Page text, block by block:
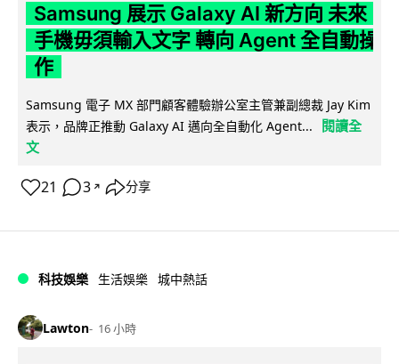
Samsung 展示 Galaxy AI 新方向 未來
手機毋須輸入文字 轉向 Agent 全自動操
作
Samsung 電子 MX 部門顧客體驗辦公室主管兼副總裁 Jay Kim
表示，品牌正推動 Galaxy AI 邁向全自動化 Agent...
閱讀全
文
21 3 ↗ 分享
科技娛樂 生活娛樂 城中熱話
Lawton 16 小時